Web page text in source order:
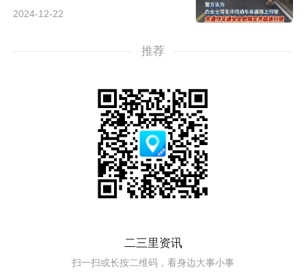
2024-12-22
推荐
二三里资讯
扫一扫或长按二维码，看身边大事小事